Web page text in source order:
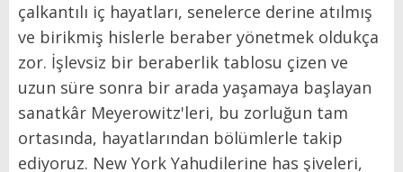
çalkantılı iç hayatları, senelerce derine atılmış
ve birikmiş hislerle beraber yönetmek oldukça
zor. İşlevsiz bir beraberlik tablosu çizen ve
uzun süre sonra bir arada yaşamaya başlayan
sanatkâr Meyerowitz'leri, bu zorluğun tam
ortasında, hayatlarından bölümlerle takip
ediyoruz. New York Yahudilerine has şiveleri,